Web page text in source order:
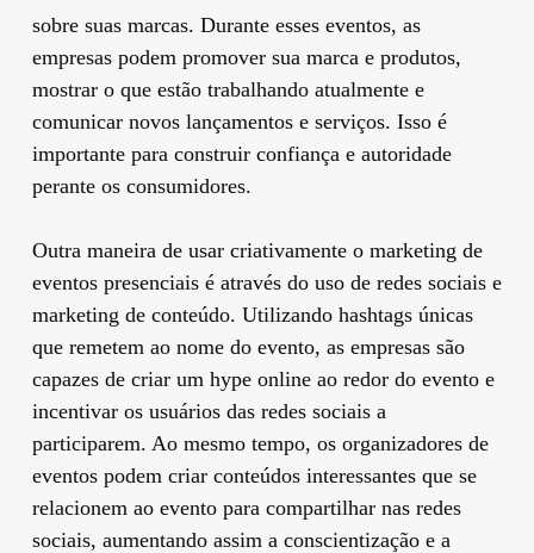
sobre suas marcas. Durante esses eventos, as
empresas podem promover sua marca e produtos,
mostrar o que estão trabalhando atualmente e
comunicar novos lançamentos e serviços. Isso é
importante para construir confiança e autoridade
perante os consumidores.
Outra maneira de usar criativamente o marketing de
eventos presenciais é através do uso de redes sociais e
marketing de conteúdo. Utilizando hashtags únicas
que remetem ao nome do evento, as empresas são
capazes de criar um hype online ao redor do evento e
incentivar os usuários das redes sociais a
participarem. Ao mesmo tempo, os organizadores de
eventos podem criar conteúdos interessantes que se
relacionem ao evento para compartilhar nas redes
sociais, aumentando assim a conscientização e a